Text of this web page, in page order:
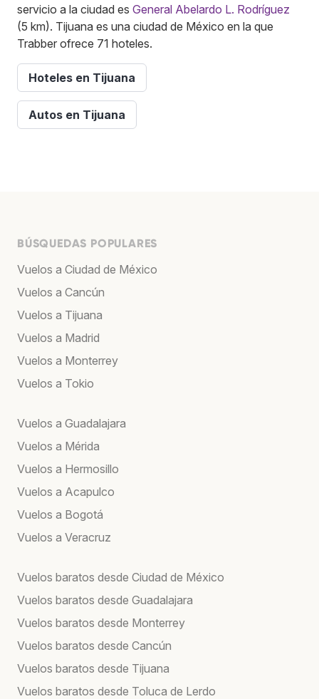
servicio a la ciudad es General Abelardo L. Rodríguez
(5 km). Tijuana es una ciudad de México en la que
Trabber ofrece 71 hoteles.
Hoteles en Tijuana
Autos en Tijuana
BÚSQUEDAS POPULARES
Vuelos a Ciudad de México
Vuelos a Cancún
Vuelos a Tijuana
Vuelos a Madrid
Vuelos a Monterrey
Vuelos a Tokio
Vuelos a Guadalajara
Vuelos a Mérida
Vuelos a Hermosillo
Vuelos a Acapulco
Vuelos a Bogotá
Vuelos a Veracruz
Vuelos baratos desde Ciudad de México
Vuelos baratos desde Guadalajara
Vuelos baratos desde Monterrey
Vuelos baratos desde Cancún
Vuelos baratos desde Tijuana
Vuelos baratos desde Toluca de Lerdo